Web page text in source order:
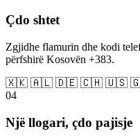
Çdo shtet
Zgjidhe flamurin dhe kodi
përfshirë Kosovën +383.
🇽🇰 🇦🇱 🇩🇪 🇨🇭 🇺🇸
04
Një llogari, çdo pajisje